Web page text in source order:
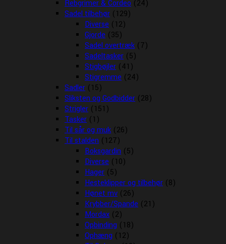
Rebgrimer & Cordeo (24)
Sadel tilbehør (129)
Diverse (12)
Gjorde (35)
Sadel overtræk (7)
Sadeltasker (5)
Stigbøjler (41)
Stigremme (24)
Sadler (15)
Sliksten og Godbidder (28)
Strigler (151)
Tasker (1)
Til sår og muk (26)
Til stalden (127)
Boksgardin (5)
Diverse (10)
Hager (5)
Hesteklipper og tilbehør (8)
Hønet mv (26)
Krybber/Spande (21)
Mordax (2)
Opbinding (18)
Ophæng (12)